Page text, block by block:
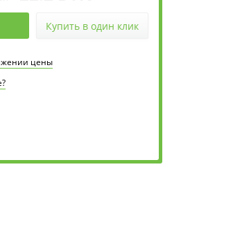
Купить в один клик
цены